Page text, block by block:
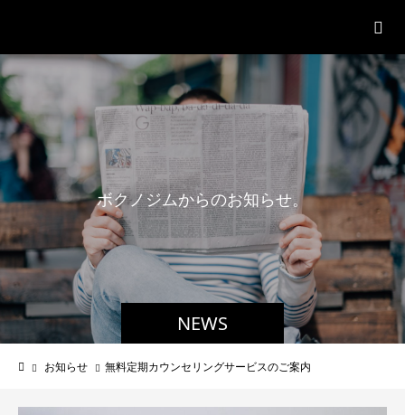
NEWS
ボクノジムからのお知らせ。
お知らせ 無料定期カウンセリングサービスのご案内